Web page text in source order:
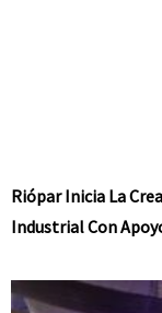
Riópar Inicia La
Industrial Con